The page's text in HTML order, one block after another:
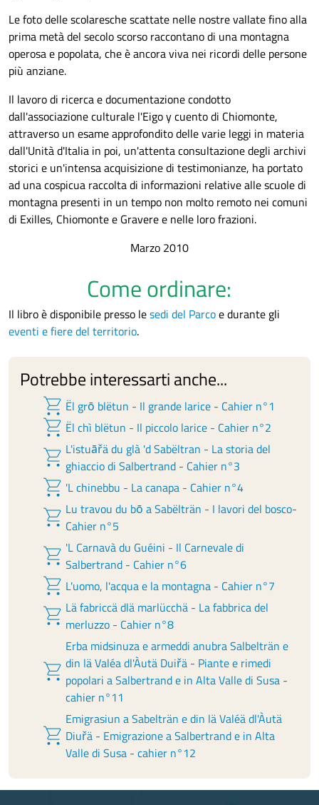
Le foto delle scolaresche scattate nelle nostre vallate fino alla
prima metà del secolo scorso raccontano di una montagna
operosa e popolata, che è ancora viva nei ricordi delle persone
più anziane.
Il lavoro di ricerca e documentazione condotto
dall'associazione culturale l'Eigo y cuento di Chiomonte,
attraverso un esame approfondito delle varie leggi in materia
dall'Unità d'Italia in poi, un'attenta consultazione degli archivi
storici e un'intensa acquisizione di testimonianze, ha portato
ad una cospicua raccolta di informazioni relative alle scuole di
montagna presenti in un tempo non molto remoto nei comuni
di Exilles, Chiomonte e Gravere e nelle loro frazioni.
Marzo 2010
Come ordinare:
Il libro è disponibile presso lesedi del Parcoe durante gli
eventi e fiere del territorio.
Potrebbe interessarti anche...
shopping_cart Ël grō blëtun - Il grande larice - Cahier n°1
shopping_cart Ël chì blëtun - Il piccolo larice - Cahier n°2
shopping_cart L'istuāřä du glà 'd Sabëltran - La storia del
ghiaccio di Salbertrand - Cahier n°3
shopping_cart 'L chinebbu - La canapa - Cahier n°4
shopping_cart Lu travou du bō a Sabëlträn - I lavori del bosco-
Cahier n°5
shopping_cart 'L Carnavà du Guéini - Il Carnevale di
Salbertrand - Cahier n°6
shopping_cart L'uomo, l'acqua e la montagna - Cahier n°7
shopping_cart Lä fabriccä dlä marlücchä - La fabbrica del
merluzzo - Cahier n°8
shopping_cart
Erba midsinuza e armeddi anubra Salbelträn e
din lä Valéa dl'Àutä Duiřä - Piante e rimedi
popolari a Salbertrand e in Alta Valle di Susa -
cahier n°11
shopping_cart
Emigrasiun a Sabelträn e din lä Valéä dl'Àutä
Diuřä - Emigrazione a Salbertrand e in Alta
Valle di Susa - cahier n°12